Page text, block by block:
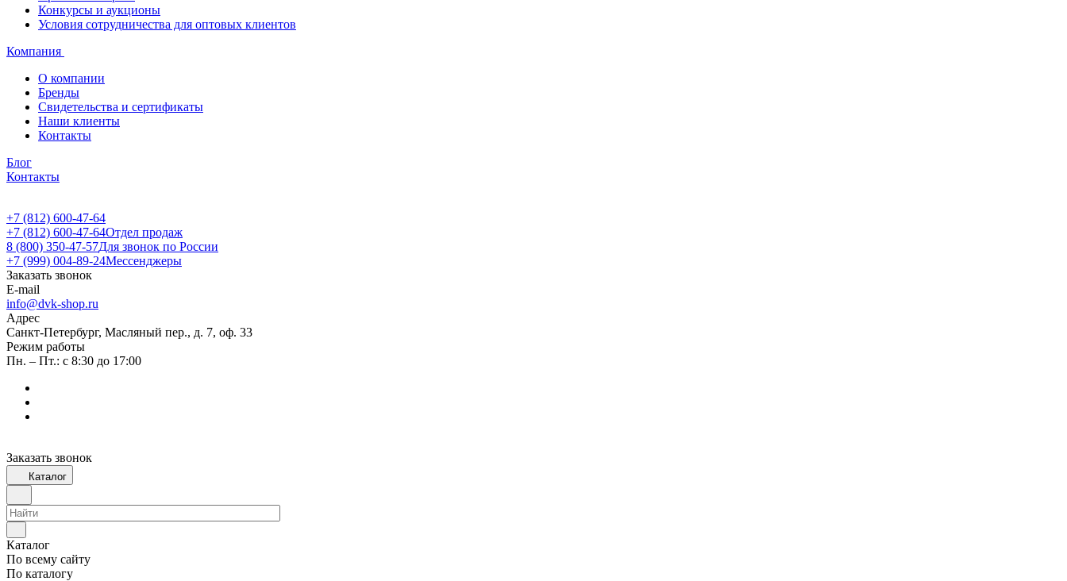
Конкурсы и аукционы
Условия сотрудничества для оптовых клиентов
Компания
О компании
Бренды
Свидетельства и сертификаты
Наши клиенты
Контакты
Блог
Контакты
+7 (812) 600-47-64
+7 (812) 600-47-64Отдел продаж
8 (800) 350-47-57Для звонок по России
+7 (999) 004-89-24Мессенджеры
Заказать звонок
E-mail
info@dvk-shop.ru
Адрес
Санкт-Петербург, Масляный пер., д. 7, оф. 33
Режим работы
Пн. – Пт.: с 8:30 до 17:00
Заказать звонок
Каталог
Каталог
По всему сайту
По каталогу